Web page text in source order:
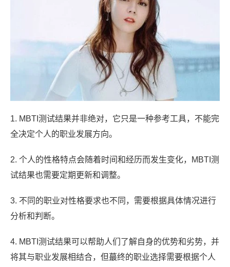
1. MBTI测试结果并非绝对，它只是一种参考工具，不能完
全决定个人的职业发展方向。
2. 个人的性格特点会随着时间和经历而发生变化，MBTI测
试结果也需要定期更新和调整。
3. 不同的职业对性格要求也不同，需要根据具体情况进行
分析和判断。
4. MBTI测试结果可以帮助人们了解自身的优势和劣势，并
将其与职业发展相结合，但蕞终的职业选择需要根据个人